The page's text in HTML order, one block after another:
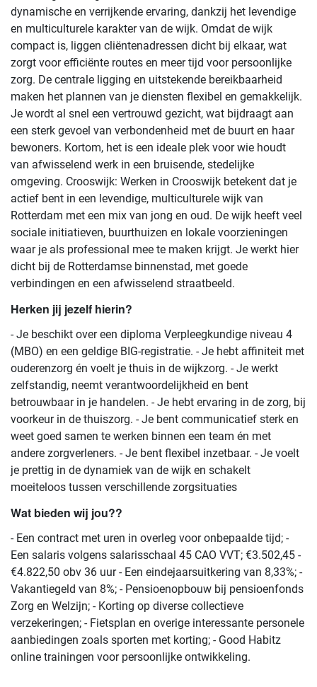
dynamische en verrijkende ervaring, dankzij het levendige
en multiculturele karakter van de wijk. Omdat de wijk
compact is, liggen cliëntenadressen dicht bij elkaar, wat
zorgt voor efficiënte routes en meer tijd voor persoonlijke
zorg. De centrale ligging en uitstekende bereikbaarheid
maken het plannen van je diensten flexibel en gemakkelijk.
Je wordt al snel een vertrouwd gezicht, wat bijdraagt aan
een sterk gevoel van verbondenheid met de buurt en haar
bewoners. Kortom, het is een ideale plek voor wie houdt
van afwisselend werk in een bruisende, stedelijke
omgeving. Crooswijk: Werken in Crooswijk betekent dat je
actief bent in een levendige, multiculturele wijk van
Rotterdam met een mix van jong en oud. De wijk heeft veel
sociale initiatieven, buurthuizen en lokale voorzieningen
waar je als professional mee te maken krijgt. Je werkt hier
dicht bij de Rotterdamse binnenstad, met goede
verbindingen en een afwisselend straatbeeld.
Herken jij jezelf hierin?
- Je beschikt over een diploma Verpleegkundige niveau 4
(MBO) en een geldige BIG-registratie. - Je hebt affiniteit met
ouderenzorg én voelt je thuis in de wijkzorg. - Je werkt
zelfstandig, neemt verantwoordelijkheid en bent
betrouwbaar in je handelen. - Je hebt ervaring in de zorg, bij
voorkeur in de thuiszorg. - Je bent communicatief sterk en
weet goed samen te werken binnen een team én met
andere zorgverleners. - Je bent flexibel inzetbaar. - Je voelt
je prettig in de dynamiek van de wijk en schakelt
moeiteloos tussen verschillende zorgsituaties
Wat bieden wij jou??
- Een contract met uren in overleg voor onbepaalde tijd; -
Een salaris volgens salarisschaal 45 CAO VVT; €3.502,45 -
€4.822,50 obv 36 uur - Een eindejaarsuitkering van 8,33%; -
Vakantiegeld van 8%; - Pensioenopbouw bij pensioenfonds
Zorg en Welzijn; - Korting op diverse collectieve
verzekeringen; - Fietsplan en overige interessante personele
aanbiedingen zoals sporten met korting; - Good Habitz
online trainingen voor persoonlijke ontwikkeling.